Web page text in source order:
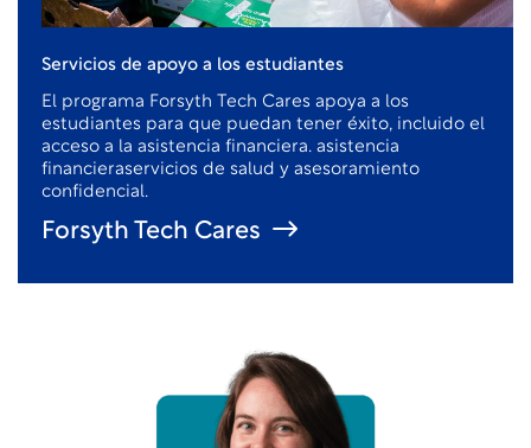
Servicios de apoyo a los estudiantes
El programa Forsyth Tech Cares apoya a los
estudiantes para que puedan tener éxito, incluido el
acceso a la asistencia financiera. asistencia
financieraservicios de salud y asesoramiento
confidencial.
Forsyth Tech Cares